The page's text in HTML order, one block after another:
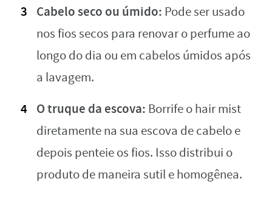
Cabelo seco ou úmido: Pode ser usado
nos fios secos para renovar o perfume ao
longo do dia ou em cabelos úmidos após
a lavagem.
O truque da escova: Borrife o hair mist
diretamente na sua escova de cabelo e
depois penteie os fios. Isso distribui o
produto de maneira sutil e homogênea.